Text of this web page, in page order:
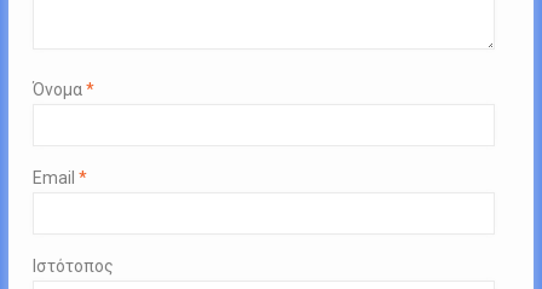
Όνομα*
Email *
Ιστότοπος